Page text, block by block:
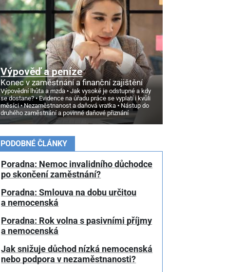
Výpověď a peníze
Konec v zaměstnání a finanční zajištění
Výpovědní lhůta a mzda
Jak vysoké je odstupné a kdy
se dostane?
Evidence na úřadu práce se vyplatí i kvůli
měsíci
Nezaměstnanost a daňová vratka
Nástup do
druhého zaměstnání a povinné daňové přiznání
PODOBNÉ ČLÁNKY
Poradna: Nemoc invalidního důchodce
po skončení zaměstnání?
Poradna: Smlouva na dobu určitou
a nemocenská
Poradna: Rok volna s pasivními příjmy
a nemocenská
Jak snižuje důchod nízká nemocenská
nebo podpora v nezaměstnanosti?